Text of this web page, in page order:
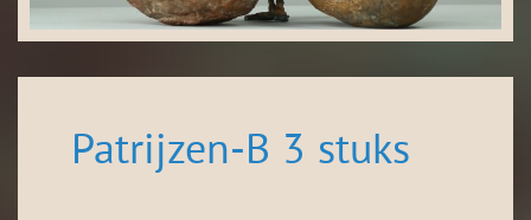
Patrijzen-B 3 stuks